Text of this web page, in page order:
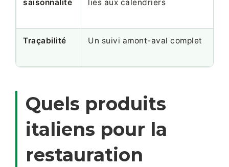
saisonnalité
liés aux calendriers
Traçabilité Un suivi amont-aval complet
Quels produits
italiens pour la
restauration